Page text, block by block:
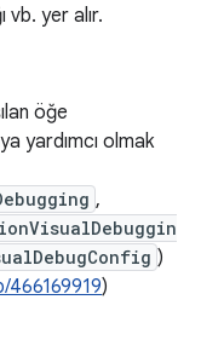
vb. yer alır.
öğe
yardımcı olmak
,
)
466169919)